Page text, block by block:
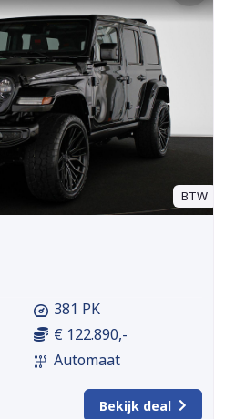
BTW
381 PK
€ 122.890,-
Automaat
Bekijk deal